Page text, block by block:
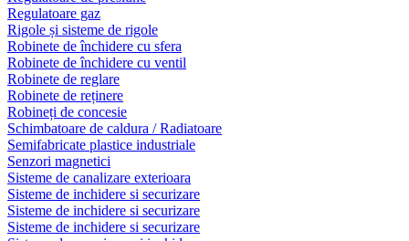
Regulatoare gaz
Rigole și sisteme de rigole
Robinete de închidere cu sfera
Robinete de închidere cu ventil
Robinete de reglare
Robinete de reținere
Robineți de concesie
Schimbatoare de caldura / Radiatoare
Semifabricate plastice industriale
Senzori magnetici
Sisteme de canalizare exterioara
Sisteme de inchidere si securizare
Sisteme de inchidere si securizare
Sisteme de inchidere si securizare